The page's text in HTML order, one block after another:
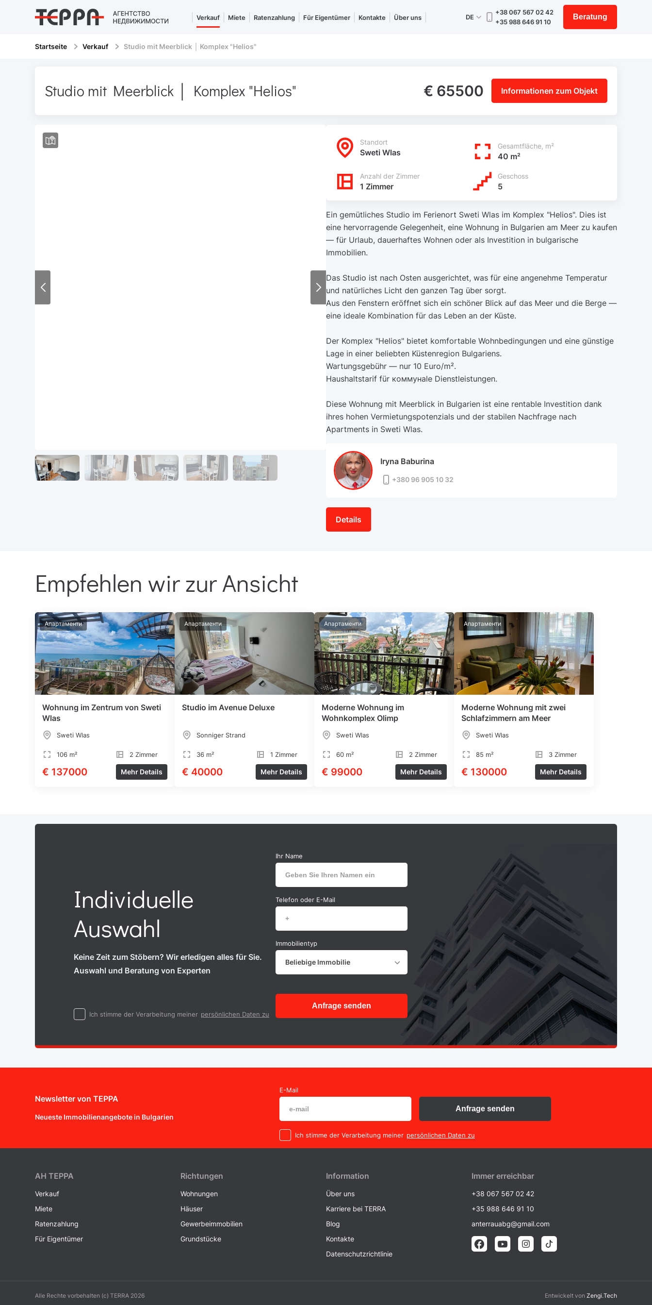
Verkauf Miete Ratenzahlung Für Eigentümer Kontakte Über uns DE
+38 067 567 02 42
+35 988 646 91 10
Beratung
Startseite Verkauf Studio mit Meerblick │ Komplex "Helios"
Studio mit Meerblick │ Komplex "Helios" € 65500 Informationen zum Objekt
Standort
Sweti Wlas
Gesamtfläche, m²
40 m²
Anzahl der Zimmer
1 Zimmer
Geschoss
5
Ein gemütliches Studio im Ferienort Sweti Wlas im Komplex "Helios". Dies ist
eine hervorragende Gelegenheit, eine Wohnung in Bulgarien am Meer zu kaufen
— für Urlaub, dauerhaftes Wohnen oder als Investition in bulgarische
Immobilien.
Das Studio ist nach Osten ausgerichtet, was für eine angenehme Temperatur
und natürliches Licht den ganzen Tag über sorgt.
Aus den Fenstern eröffnet sich ein schöner Blick auf das Meer und die Berge —
eine ideale Kombination für das Leben an der Küste.
Der Komplex "Helios" bietet komfortable Wohnbedingungen und eine günstige
Lage in einer beliebten Küstenregion Bulgariens.
Wartungsgebühr — nur 10 Euro/m².
Haushaltstarif für коммунale Dienstleistungen.
Diese Wohnung mit Meerblick in Bulgarien ist eine rentable Investition dank
ihres hohen Vermietungspotenzials und der stabilen Nachfrage nach
Apartments in Sweti Wlas.
Iryna Baburina
+380 96 905 10 32
Details
Empfehlen wir zur Ansicht
Апартаменти
Wohnung im Zentrum von Sweti
Wlas
Sweti Wlas
106 m² 2 Zimmer
€ 137000 Mehr Details
Апартаменти
Studio im Avenue Deluxe
Sonniger Strand
36 m² 1 Zimmer
€ 40000 Mehr Details
Апартаменти
Moderne Wohnung im
Wohnkomplex Olimp
Sweti Wlas
60 m² 2 Zimmer
€ 99000 Mehr Details
Апартаменти
Moderne Wohnung mit zwei
Schlafzimmern am Meer
Sweti Wlas
85 m² 3 Zimmer
€ 130000 Mehr Details
Individuelle
Auswahl
Keine Zeit zum Stöbern? Wir erledigen alles für Sie.
Auswahl und Beratung von Experten
Ihr Name
Telefon oder E-Mail
Immobilientyp
Beliebige Immobilie
Anfrage senden
Ich stimme der Verarbeitung meiner persönlichen Daten zu
Newsletter von TEPPA
Neueste Immobilienangebote in Bulgarien
E-Mail
Ich stimme der Verarbeitung meiner persönlichen Daten zu
Anfrage senden
AH ТEPPA
Verkauf
Miete
Ratenzahlung
Für Eigentümer
Richtungen
Wohnungen
Häuser
Gewerbeimmobilien
Grundstücke
Information
Über uns
Karriere bei TERRA
Blog
Kontakte
Datenschutzrichtlinie
Immer erreichbar
+38 067 567 02 42
+35 988 646 91 10
anterrauabg@gmail.com
Alle Rechte vorbehalten (c) TERRA 2026 Entwickelt von Zengi.Tech